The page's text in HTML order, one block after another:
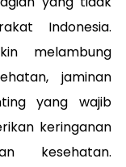
Indonesia.
melambung
jaminan
yang wajib
keringanan
kesehatan.